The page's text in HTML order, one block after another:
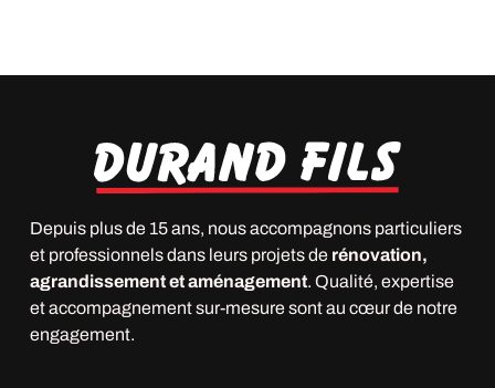
Depuis plus de 15 ans, nous accompagnons particuliers
et professionnels dans leurs projets de rénovation,
agrandissement et aménagement. Qualité, expertise
et accompagnement sur-mesure sont au cœur de notre
engagement.